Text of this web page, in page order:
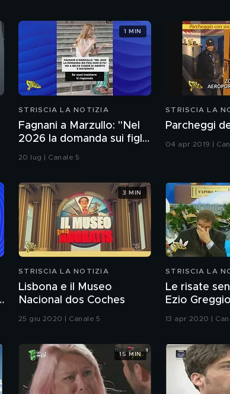
STRISCIA LA NOTIZIA
Fagnani a Marzullo: "Nel
2026 la domanda sui figli
non si fa". Ma a Belve
20 lug | Canale 5
1 MIN
STRISCIA LA
Parcheggi
04 apr 2019 |
STRISCIA LA NOTIZIA
Lisbona e il Museo
Nacional dos Coches
25 giu 2020 | Canale 5
3 MIN
STRISCIA LA
Le risate
Ezio
13 apr 2020 |
15 MIN